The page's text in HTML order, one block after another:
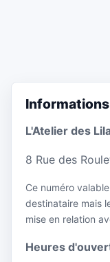
Informations
L'Atelier des
8 Rue des
Ce numéro
destinataire mais
mise en relation
Heures